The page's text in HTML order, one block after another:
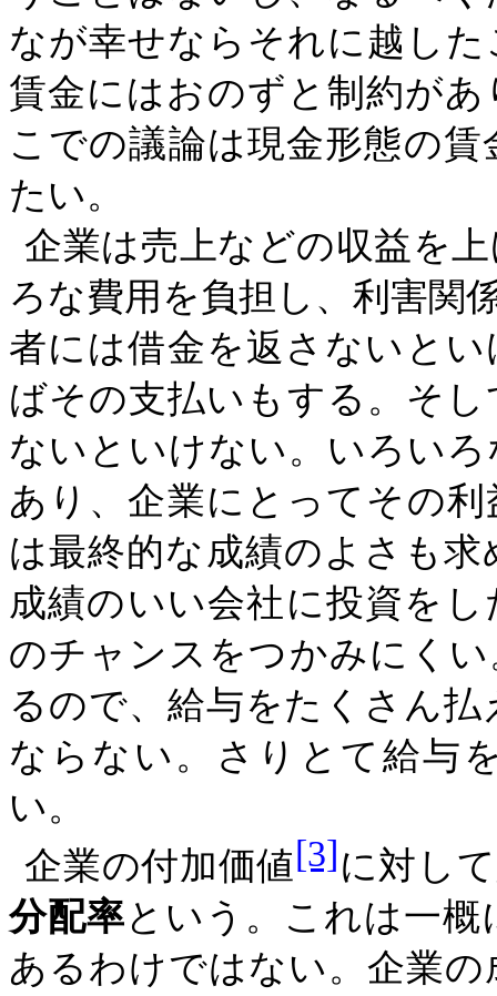
なが幸せならそれに越し
賃金にはおのずと制約が
こでの議論は現金形態の
たい。
企業は売上などの収益を
ろな費用を負担し、利害関
者には借金を返さないと
ばその支払いもする。そ
ないといけない。いろい
あり、企業にとってその
は最終的な成績のよさも
成績のいい会社に投資を
のチャンスをつかみにく
るので、給与をたくさん
ならない。さりとて給与
い。
企業の付加価値[3]に対し
分配率という。これは一
あるわけではない。企業